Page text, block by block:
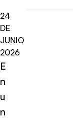
24
DE
JUNIO
2026
E
n
u
n